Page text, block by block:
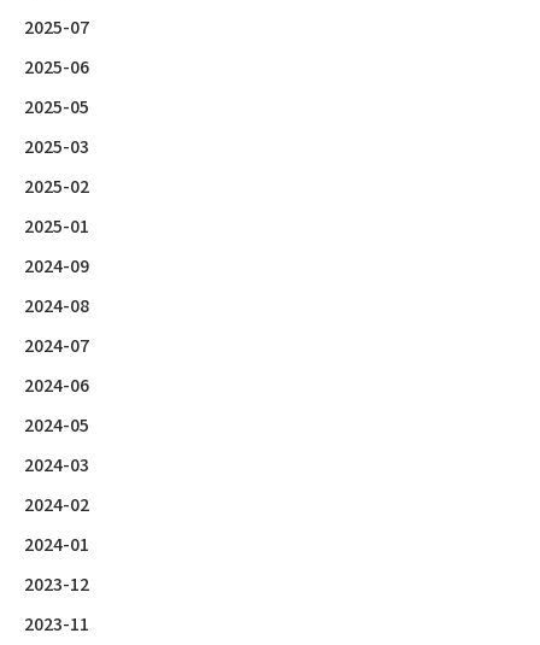
2025-07
2025-06
2025-05
2025-03
2025-02
2025-01
2024-09
2024-08
2024-07
2024-06
2024-05
2024-03
2024-02
2024-01
2023-12
2023-11